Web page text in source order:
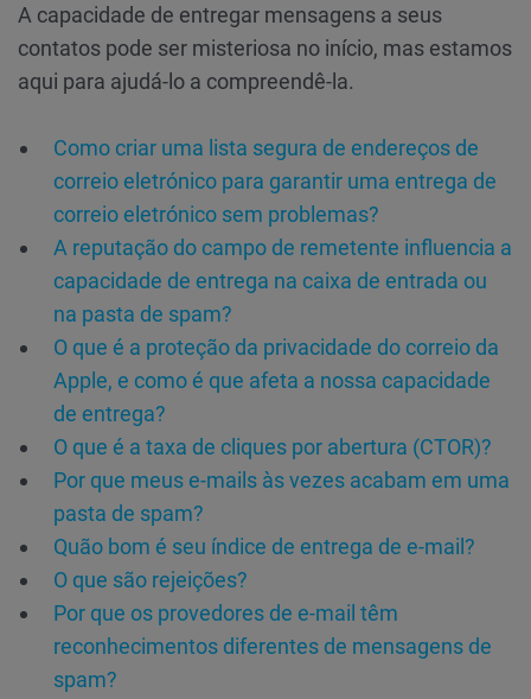
A capacidade de entregar mensagens a seus
contatos pode ser misteriosa no início, mas estamos
aqui para ajudá-lo a compreendê-la.
Como criar uma lista segura de endereços de
correio eletrónico para garantir uma entrega de
correio eletrónico sem problemas?
A reputação do campo de remetente influencia a
capacidade de entrega na caixa de entrada ou
na pasta de spam?
O que é a proteção da privacidade do correio da
Apple, e como é que afeta a nossa capacidade
de entrega?
O que é a taxa de cliques por abertura (CTOR)?
Por que meus e-mails às vezes acabam em uma
pasta de spam?
Quão bom é seu índice de entrega de e-mail?
O que são rejeições?
Por que os provedores de e-mail têm
reconhecimentos diferentes de mensagens de
spam?